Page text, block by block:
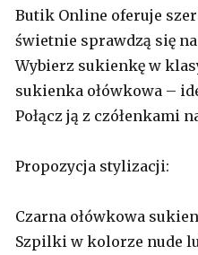
Butik Online oferuje
świetnie sprawdzą się
Wybierz sukienkę w
sukienka ołówkowa –
Połącz ją z czółenkami
Propozycja stylizacji:
Czarna ołówkowa
Szpilki w kolorze nude